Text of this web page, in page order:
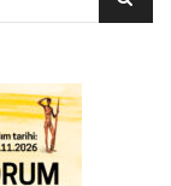
şöyle
var
sadece